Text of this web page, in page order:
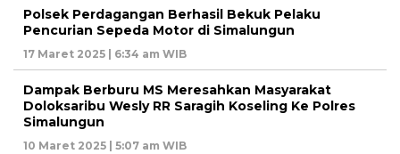
Polsek Perdagangan Berhasil Bekuk Pelaku
Pencurian Sepeda Motor di Simalungun
17 Maret 2025 | 6:34 am WIB
Dampak Berburu MS Meresahkan Masyarakat
Doloksaribu Wesly RR Saragih Koseling Ke Polres
Simalungun
10 Maret 2025 | 5:07 am WIB